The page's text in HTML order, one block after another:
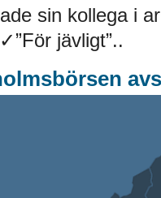
sin kollega i
jävligt”..